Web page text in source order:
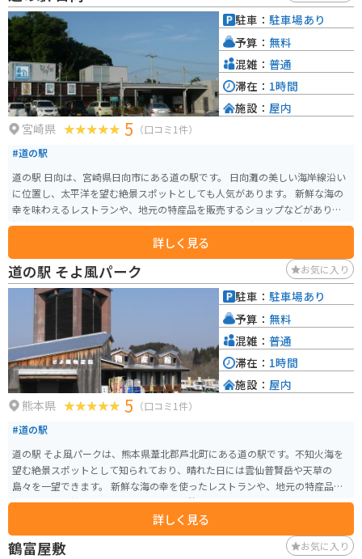
ので、ツーリングにも最適です。 北浦町は、温暖な気候と豊かな自然に恵ま
れた地域です。道の駅 北浦から車で少し足を延ばせば、海水浴やマリンスポ
ーツが楽しめる海岸や、ハイキングコースが整備された山々など、自然を満
喫できるスポットがたくさんあります。
宮崎県 5 （口コミ1件）
#道の駅
道の駅 日向は、宮崎県日向市にある道の駅です。 日向灘の美しい海岸線沿い
に位置し、太平洋を望む絶景スポットとしても人気があります。 新鮮な海の
幸を味わえるレストランや、地元の特産品を販売するショップなどがあり、
観光客に人気です。 バイクで訪れる場合、道の駅には広々とした駐車場が完
備されているので安心です。 日向市の温暖な気候を感じながら、海岸線をツ
ーリングするのもおすすめです。 道の駅 日向では、日向市の特産品である
「へべす」を使った商品が人気です。 へべすは、スダチやカボスに似た柑橘
類で、爽やかな香りと酸味が特徴です。 へべすを使ったジュースや調味料、
お菓子など、様々な商品が販売されているので、お土産にいかがでしょう
詳しく見る
駐車： 駐車場あり
予算： 無料
混雑： 普通
滞在： 1時間
施設： 屋内
道の駅 そよ風パーク お気に入り
熊本県 5 （口コミ1件）
#道の駅
道の駅 そよ風パークは、熊本県葦北郡芦北町にある道の駅です。不知火海を
望む絶景スポットとして知られており、晴れた日には雲仙普賢岳や天草の
島々を一望できます。 新鮮な海の幸を使ったレストランや、地元の特産品を
販売する物産館があり、ドライブ中の休憩に最適です。特におすすめは、地
元産のデコポンを使ったソフトクリームです。濃厚な甘みと爽やかな酸味が
絶妙で、ここでしか味わえない絶品です。 バイクで訪れる場合、道の駅には
広々とした駐車場が完備されているので安心です。周辺には、海岸線沿いを
詳しく見る
駐車： 駐車場あり
予算： 無料
混雑： 普通
滞在： 1時間
施設： 屋内
鶴富屋敷 お気に入り